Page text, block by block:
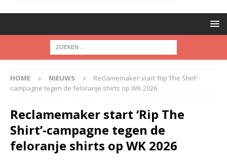
HOME NIEUWS
Reclamemaker start ‘Rip The Shirt’-
campagne tegen de feloranje shirts op WK 2026
Reclamemaker start ‘Rip The
Shirt’-campagne tegen de
feloranje shirts op WK 2026